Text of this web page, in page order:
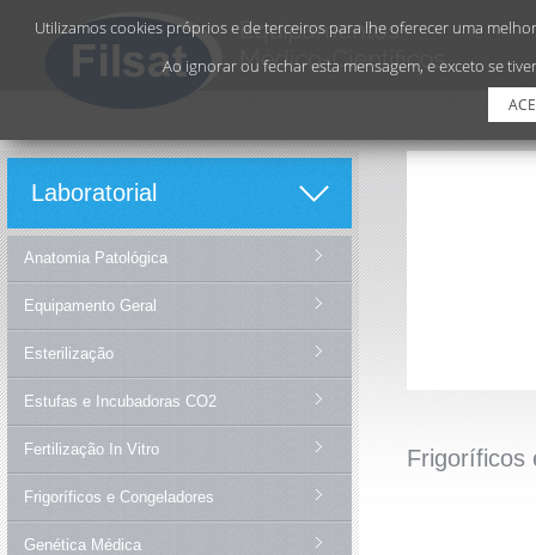
Laboratorial
Anatomia Patológica
Equipamento Geral
Esterilização
Estufas e Incubadoras CO2
Fertilização In Vitro
Frigoríficos e Congeladores
Genética Médica
Frigoríficos
Utilizamos cookies próprios e de terceiros para lhe oferecer uma
Ao ignorar ou fechar esta mensagem, e exceto se